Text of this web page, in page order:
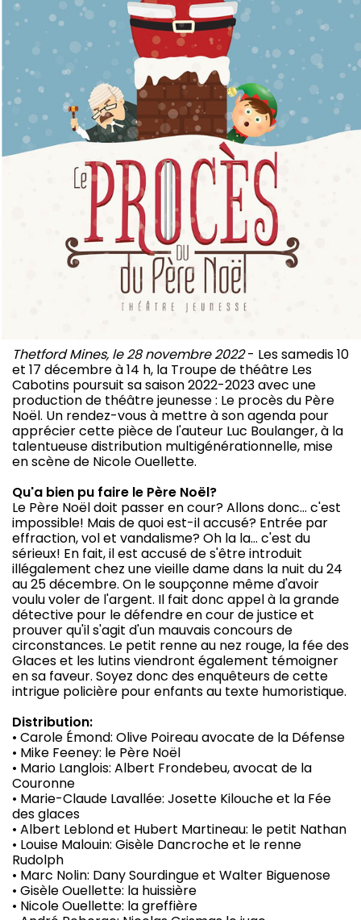
Thetford Mines, le 28 novembre 2022- Les samedis 10
et 17 décembre à 14 h, la Troupe de théâtre Les
Cabotins poursuit sa saison 2022-2023 avec une
production de théâtre jeunesse : Le procès du Père
Noël. Un rendez-vous à mettre à son agenda pour
apprécier cette pièce de l'auteur Luc Boulanger, à la
talentueuse distribution multigénérationnelle, mise
en scène de Nicole Ouellette.
Qu'a bien pu faire le Père Noël?
Le Père Noël doit passer en cour? Allons donc… c'est
impossible! Mais de quoi est-il accusé? Entrée par
effraction, vol et vandalisme? Oh la la… c'est du
sérieux! En fait, il est accusé de s'être introduit
illégalement chez une vieille dame dans la nuit du 24
au 25 décembre. On le soupçonne même d'avoir
voulu voler de l'argent. Il fait donc appel à la grande
détective pour le défendre en cour de justice et
prouver qu'il s'agit d'un mauvais concours de
circonstances. Le petit renne au nez rouge, la fée des
Glaces et les lutins viendront également témoigner
en sa faveur. Soyez donc des enquêteurs de cette
intrigue policière pour enfants au texte humoristique.
Distribution:
• Carole Émond: Olive Poireau avocate de la Défense
• Mike Feeney: le Père Noël
• Mario Langlois: Albert Frondebeu, avocat de la
Couronne
• Marie-Claude Lavallée: Josette Kilouche et la Fée
des glaces
• Albert Leblond et Hubert Martineau: le petit Nathan
• Louise Malouin: Gisèle Dancroche et le renne
Rudolph
• Marc Nolin: Dany Sourdingue et Walter Biguenose
• Gisèle Ouellette: la huissière
• Nicole Ouellette: la greffière